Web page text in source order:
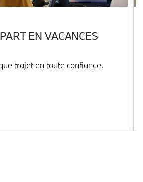
EN VACANCES
trajet en toute confiance.